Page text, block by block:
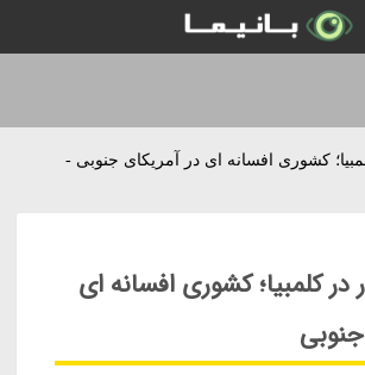
کشوری افسانه ای در آمریکای جنوبی -
کلمبیا؛ کشوری افسانه ای